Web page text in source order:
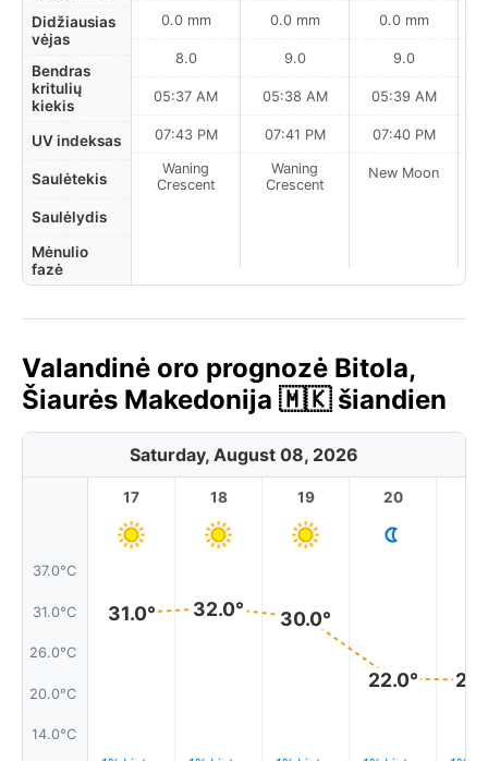
Didžiausias
vėjas
Bendras
kritulių
kiekis
UV indeksas
Saulėtekis
Saulėlydis
Mėnulio
fazė
0.0 mm
8.0
05:37 AM
07:43 PM
Waning
Crescent
0.0 mm
9.0
05:38 AM
07:41 PM
Waning
Crescent
0.0 mm
9.0
05:39 AM
07:40 PM
New Moon
Valandinė oro prognozė Bitola,
Šiaurės Makedonija 🇲🇰 šiandien
Saturday, August 08, 2026
37.0°C
31.0°C
26.0°C
20.0°C
14.0°C
17
31.0°
18
32.0°
19
30.0°
20
22.0°